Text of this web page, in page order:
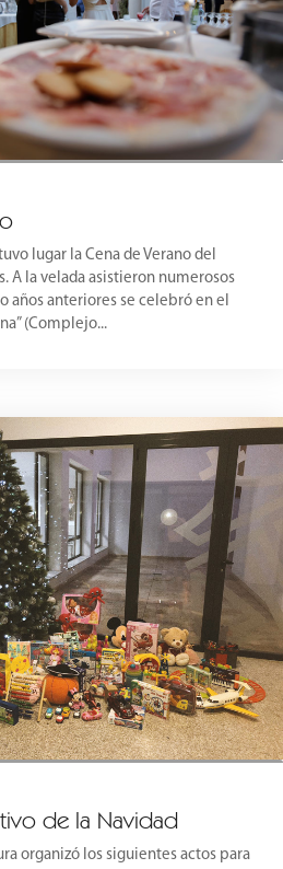
lugar la Cena de Verano del
A la velada asistieron numerosos
años anteriores se celebró en el
(Complejo...
de la Navidad
organizó los siguientes actos para